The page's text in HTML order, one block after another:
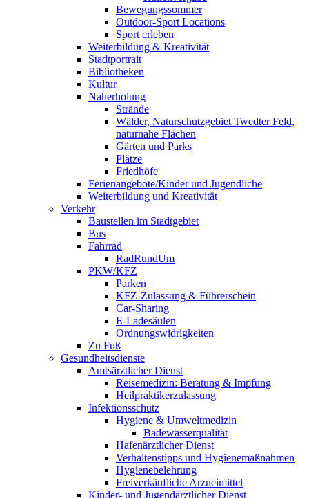
Bewegungssommer
Outdoor-Sport Locations
Sport erleben
Weiterbildung & Kreativität
Stadtportrait
Bibliotheken
Kultur
Naherholung
Strände
Wälder, Naturschutzgebiet Twedter Feld,
naturnahe Flächen
Gärten und Parks
Plätze
Friedhöfe
Ferienangebote/Kinder und Jugendliche
Weiterbildung und Kreativität
Verkehr
Baustellen im Stadtgebiet
Bus
Fahrrad
RadRundUm
PKW/KFZ
Parken
KFZ-Zulassung & Führerschein
Car-Sharing
E-Ladesäulen
Ordnungswidrigkeiten
Zu Fuß
Gesundheitsdienste
Amtsärztlicher Dienst
Reisemedizin: Beratung & Impfung
Heilpraktikerzulassung
Infektionsschutz
Hygiene & Umweltmedizin
Badewasserqualität
Hafenärztlicher Dienst
Verhaltenstipps und Hygienemaßnahmen
Hygienebelehrung
Freiverkäufliche Arzneimittel
Kinder- und Jugendärztlicher Dienst